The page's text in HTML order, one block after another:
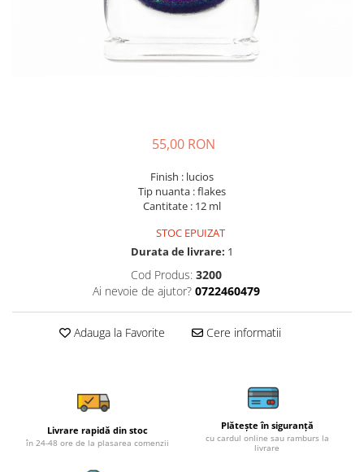
55,00 RON
Finish : lucios
Tip nuanta : flakes
Cantitate : 12 ml
STOC EPUIZAT
Durata de livrare: 1
Cod Produs: 3200
Ai nevoie de ajutor? 0722460479
Adauga la Favorite Cere informatii
Livrare rapidă din stoc
în 24-48 ore de la plasarea comenzii
Plătește în siguranță
cu cardul online sau ramburs la
livrare